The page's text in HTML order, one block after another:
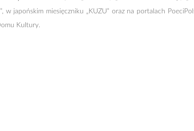
w japońskim miesięczniku „KUZU” oraz na portalach
Kultury.